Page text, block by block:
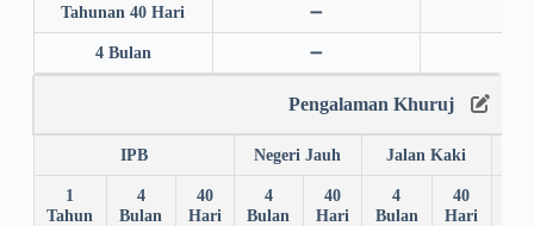
Tahunan 40 Hari ➖
4 Bulan ➖
Pengalaman Khuruj
IPB Negeri Jauh Jalan Kaki
1
Tahun
4
Bulan
40
Hari
4
Bulan
40
Hari
4
Bulan
40
Hari